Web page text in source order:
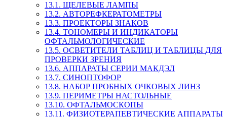
13.1. ЩЕЛЕВЫЕ ЛАМПЫ
13.2. АВТОРЕФКЕРАТОМЕТРЫ
13.3. ПРОЕКТОРЫ ЗНАКОВ
13.4. ТОНОМЕРЫ И ИНДИКАТОРЫ
ОФТАЛЬМОЛОГИЧЕСКИЕ
13.5. ОСВЕТИТЕЛИ ТАБЛИЦ И ТАБЛИЦЫ ДЛЯ
ПРОВЕРКИ ЗРЕНИЯ
13.6. АППАРАТЫ СЕРИИ МАКДЭЛ
13.7. СИНОПТОФОР
13.8. НАБОР ПРОБНЫХ ОЧКОВЫХ ЛИНЗ
13.9. ПЕРИМЕТРЫ НАСТОЛЬНЫЕ
13.10. ОФТАЛЬМОСКОПЫ
13.11. ФИЗИОТЕРАПЕВТИЧЕСКИЕ АППАРАТЫ